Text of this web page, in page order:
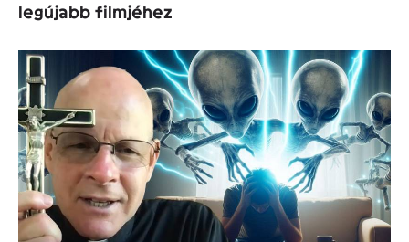
legújabb filmjéhez